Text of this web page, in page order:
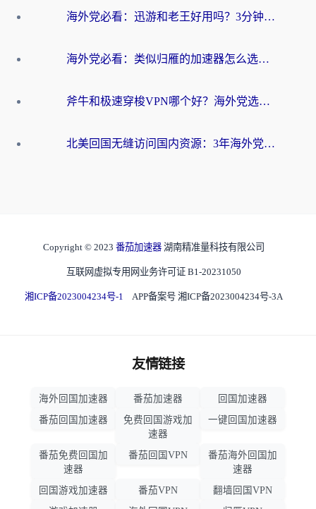
海外党必看：迅游和老王好用吗？3分钟选对加速国内网络的加速器
海外党必看：类似归雁的加速器怎么选？一篇搞定无缝访问国内资源
斧牛和极速穿梭VPN哪个好？海外党选回国加速器必看的真实对比与避坑指南
北美回国无缝访问国内资源：3年海外党亲测的加速器选择指南
Copyright © 2023 番茄加速器 湖南精准量科技有限公司
互联网虚拟专用网业务许可证 B1-20231050
湘ICP备2023004234号-1 APP备案号 湘ICP备2023004234号-3A
友情链接
海外回国加速器 番茄加速器
回国加速器
番茄回国加速器
免费回国游戏加
速器
一键回国加速器
番茄免费回国加
速器
番茄回国VPN
番茄海外回国加
速器
回国游戏加速器
番茄VPN
翻墙回国VPN